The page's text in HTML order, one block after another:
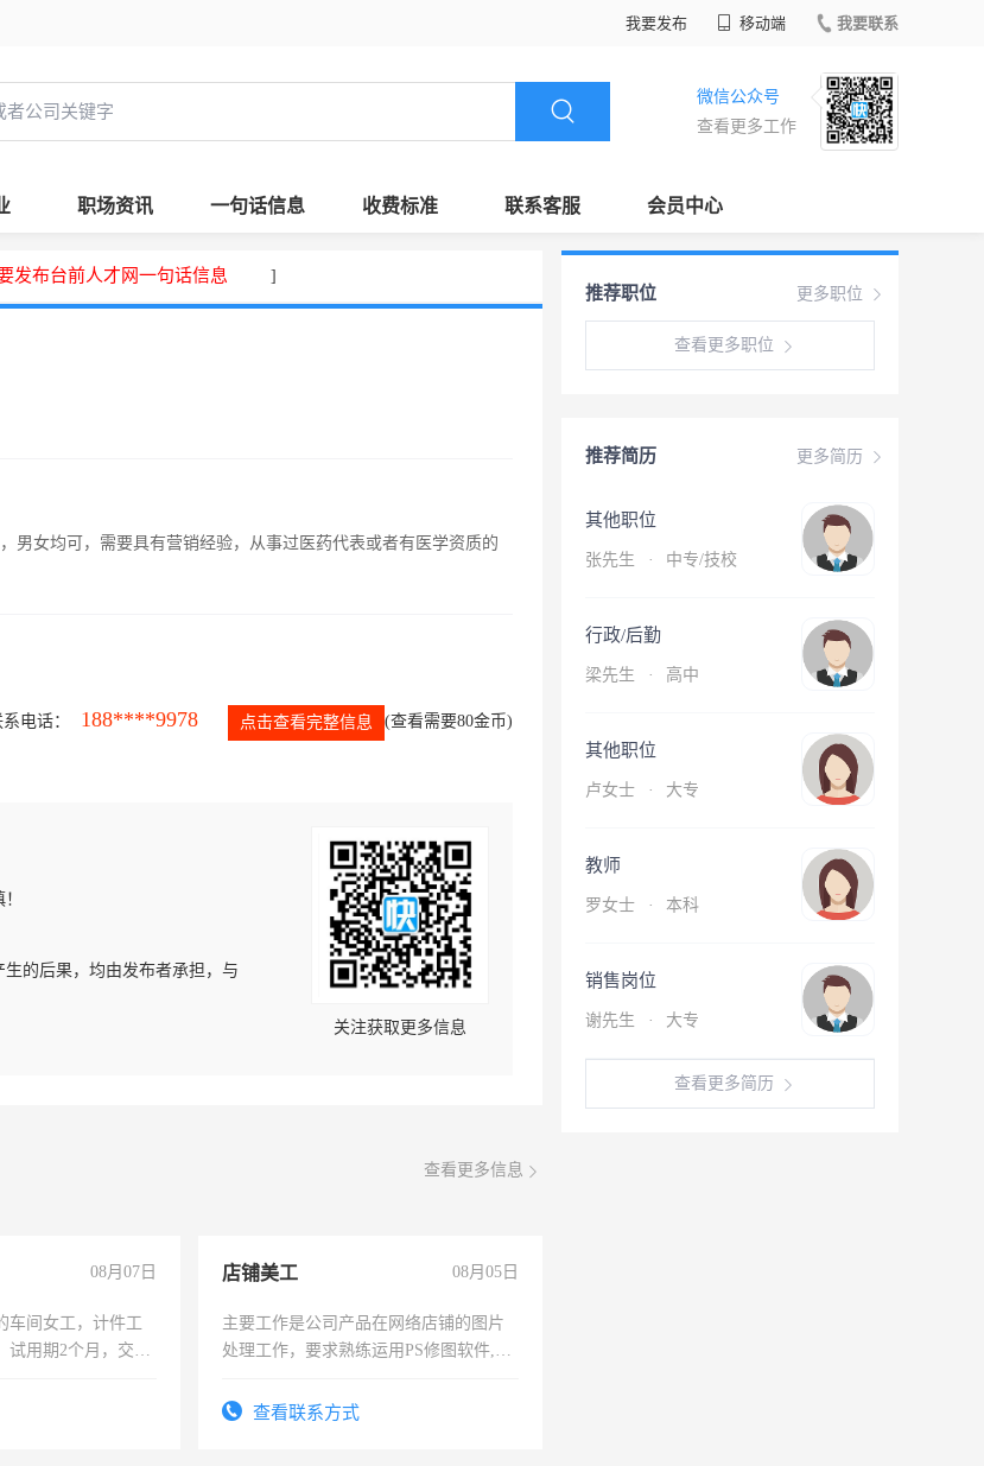
我要发布 移动端 我要联系
微信公众号
查看更多工作
职场资讯 一句话信息 收费标准 联系客服 会员中心
发布台前人才网一句话信息 ]
男女均可，需要具有营销经验，从事过医药代表或者有医学资质的
电话： 188****9978 点击查看完整信息 (查看需要80金币)
的后果，均由发布者承担，与
关注获取更多信息
查看更多信息
08月07日
车间女工，计件工
试用期2个月，交五
店铺美工 08月05日
主要工作是公司产品在网络店铺的图片
处理工作，要求熟练运用PS修图软件,工
查看联系方式
更多职位
推荐职位
查看更多职位
更多简历
推荐简历
其他职位
张先生 · 中专/技校
行政/后勤
梁先生 · 高中
其他职位
卢女士 · 大专
教师
罗女士 · 本科
销售岗位
谢先生 · 大专
查看更多简历